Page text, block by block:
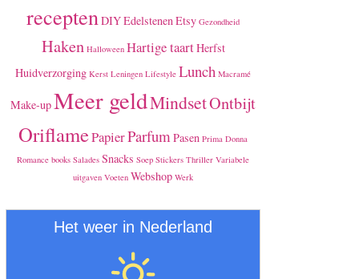
receptenDIYEdelstenenEtsy Gezondheid
Haken Halloween Hartige taartHerfst
Huidverzorging Kerst Leningen Lifestyle Lunch Macramé
Make-upMeer geldMindsetOntbijt
OriflamePapierParfumPasen Prima Donna
Romance books Salades Snacks Soep Stickers Thriller Variabele
uitgaven Voeten Webshop Werk
Het weer in Nederland